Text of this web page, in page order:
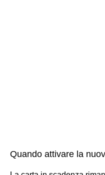
Quando attivare la